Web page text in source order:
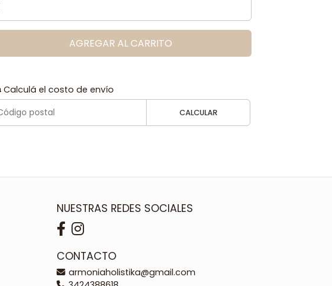
AGREGAR AL CARRITO
Calculá el costo de envío
CALCULAR
NUESTRAS REDES SOCIALES
CONTACTO
armoniaholistika@gmail.com